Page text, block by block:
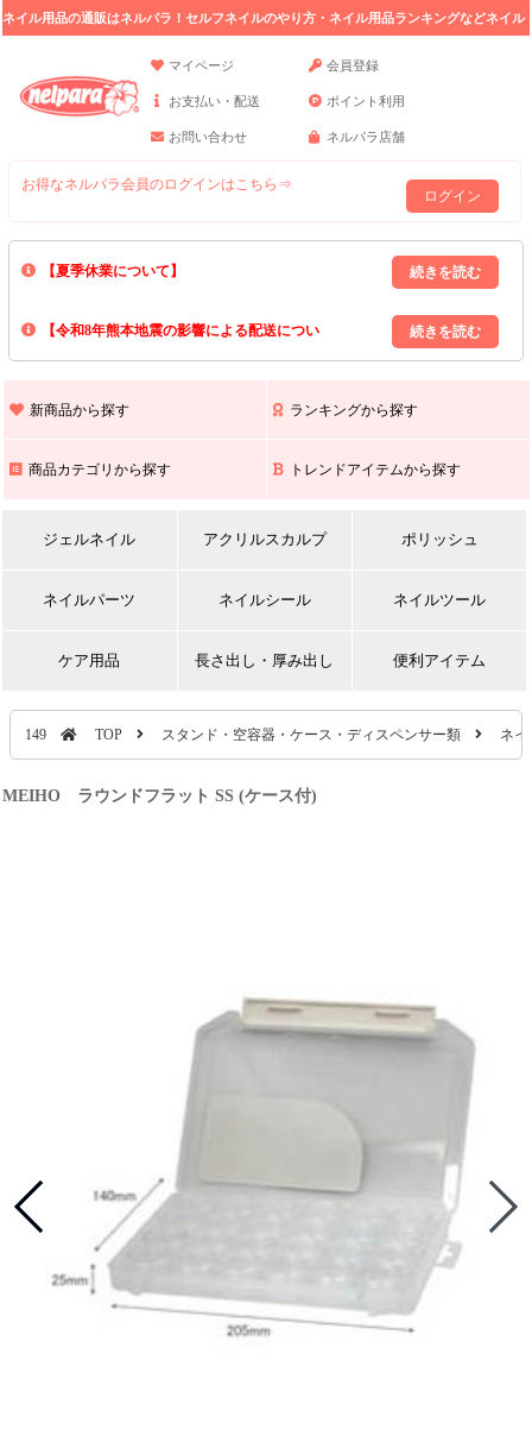
ネイル用品の通販はネルパラ！セルフネイルのやり方・ネイル用品ランキングなどネイル
マイページ
会員登録
お支払い・配送 ポイント利用
お問い合わせ ネルパラ店舗
お得なネルパラ会員のログインはこちら⇒
ログイン
【夏季休業について】
8/13(木)～8/16(日)の間｢出荷業務・お問い合わせ業務｣はお休みいたしま
上記期間中のご注文・お問い合わせは8/17(月)以降の対応となりますので
【令和8年熊本地震の影響による配送につい
また､ 九州全域でお荷物のお届けに遅延が生じております｡
新商品から探す ランキングから探す
商品カテゴリから探す トレンドアイテムから探す
ジェルネイル アクリルスカルプ ポリッシュ
ネイルパーツ ネイルシール ネイルツール
ケア用品 長さ出し・厚み出し 便利アイテム
149 TOP スタンド・空容器・ケース・ディスペンサー類 ネ
MEIHO ラウンドフラット SS (ケース付)